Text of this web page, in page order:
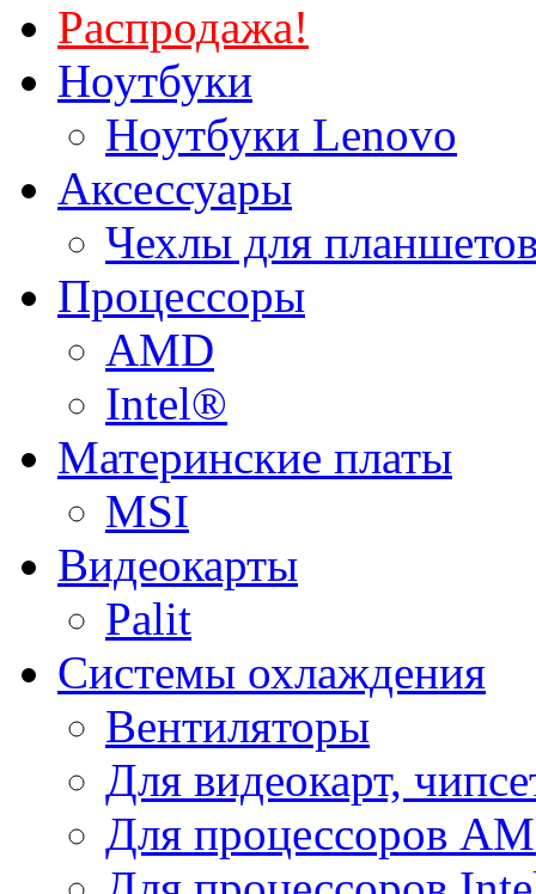
Распродажа!
Ноутбуки
Ноутбуки Lenovo
Аксессуары
Чехлы для
Процессоры
AMD
Intel®
Материнские платы
MSI
Видеокарты
Palit
Системы охлаждения
Вентиляторы
Для видеокарт,
Для процессоров